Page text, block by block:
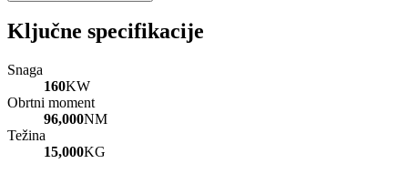
Ključne specifikacije
Snaga
160KW
Obrtni moment
96,000NM
Težina
15,000KG